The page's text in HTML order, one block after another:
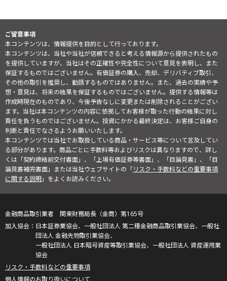
ご留意事項
本コンテンツは、情報提供を目的として行っております。
本コンテンツは、当社や当社が信頼できると考える情報源から提供されたもの
を提供していますが、当社はその正確性や完全性について意見を表明し、また
保証するものではございません。有価証券の購入、売却、デリバティブ取引、
その他の取引を推奨し、勧誘するものではありません。また、過去の実績や予
想・意見は、将来の結果を保証するものではございません。提供する情報等は
作成時現在のものであり、今後予告なしに変更または削除されることがござい
ます。当社は本コンテンツの内容に依拠してお客様が取った行動の結果に対し
責任を負うものではございません。投資にかかる最終決定は、お客様ご自身の
判断と責任でなさるようお願いいたします。
本コンテンツでは当社でお取扱している商品・サービス等について言及してい
る部分があります。商品ごとに手数料等およびリスクは異なりますので、詳し
くは「契約締結前交付書面」、「上場有価証券等書面」、「目論見書」、「目
論見書補完書面」または当社ウェブサイトの「リスク・手数料などの重要事項
に関する説明」をよくお読みください。
金融商品取引業者 関東財務局長（金商）第165号
日本証券業協会、一般社団法人 第二種金融商品取引業協会、一般社
団法人 金融先物取引業協会、
一般社団法人 日本暗号資産等取引業協会、一般社団法人 資産運用業
協会
リスク・手数料などの重要事項
個人情報のお取り扱いについて